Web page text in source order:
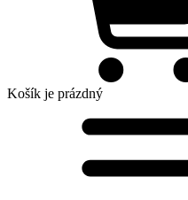
Košík je prázdný